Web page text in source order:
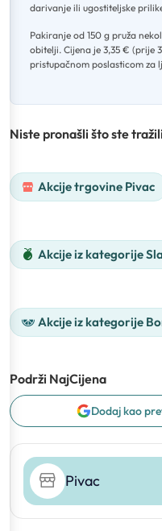
darivanje ili ugostiteljske
Pakiranje od 150 g pruža
obitelji. Cijena je 3,35 € (prije
pristupačnom poslasticom za
Niste pronašli što ste
Akcije trgovine Pivac
Akcije iz kategorije
Akcije iz kategorije
Podrži NajCijena
Dodaj kao
Pivac